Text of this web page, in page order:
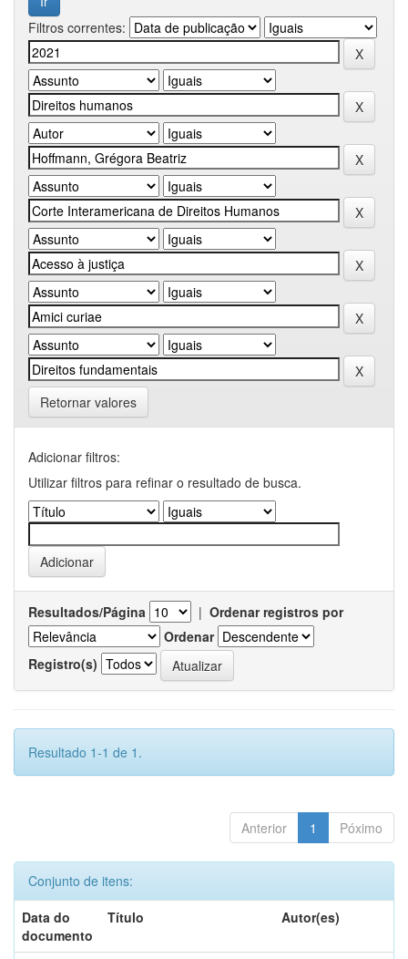
Filtros correntes:
Retornar valores
Adicionar filtros:
Utilizar filtros para refinar o resultado de busca.
Resultados/Página | Ordenar registros por
Ordenar
Registro(s)
Resultado 1-1 de 1.
Anterior 1 Póximo
Conjunto de itens:
Data do
documento
Título Autor(es)